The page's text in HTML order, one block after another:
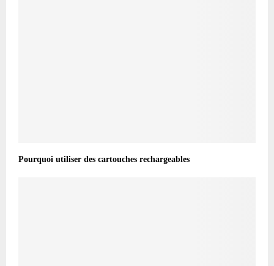
Pourquoi utiliser des cartouches rechargeables